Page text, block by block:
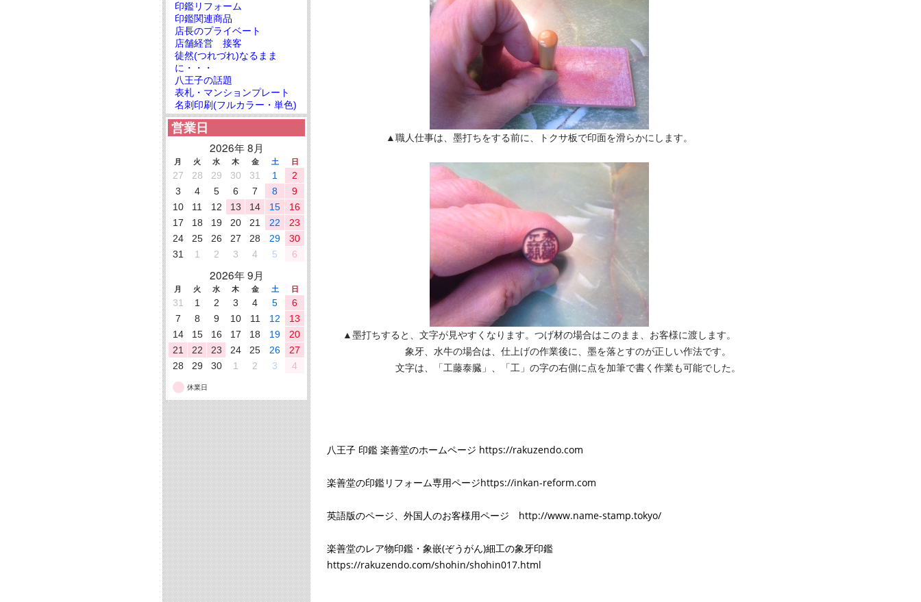
▲職人仕事は、墨打ちをする前に、トクサ板で印面を滑らかにします。
▲墨打ちすると、文字が見やすくなります。つげ材の場合はこのまま、お客様に渡します。
象牙、水牛の場合は、仕上げの作業後に、墨を落とすのが正しい作法です。
文字は、「工藤泰臓」、「工」の字の右側に点を加筆で書く作業も可能でした。
八王子 印鑑 楽善堂のホームページ https://rakuzendo.com
楽善堂の印鑑リフォーム専用ページhttps://inkan-reform.com
英語版のページ、外国人のお客様用ページ http://www.name-stamp.tokyo/
楽善堂のレア物印鑑・象嵌(ぞうがん)細工の象牙印鑑
https://rakuzendo.com/shohin/shohin017.html
印鑑リフォーム
印鑑関連商品
店長のプライベート
店舗経営 接客
徒然(つれづれ)なるまま
に・・・
八王子の話題
表札・マンションプレート
名刺印刷(フルカラー・単色)
営業日
2026年 8月
月 火 水 木 金 土 日
27 28 29 30 31 1
2
3
4 5 6 7 8
9
10
11 12 13 14 15
16
17
18 19 20 21 22
23
24
25 26 27 28 29
30
31
1 2 3 4 5 6
2026年 9月
月 火 水 木 金 土 日
31 1 2 3 4 5
6
7
8 9 10 11 12
13
14
15 16 17 18 19
20
21
22 23 24 25 26
27
28
29 30 1 2 3 4
休業日